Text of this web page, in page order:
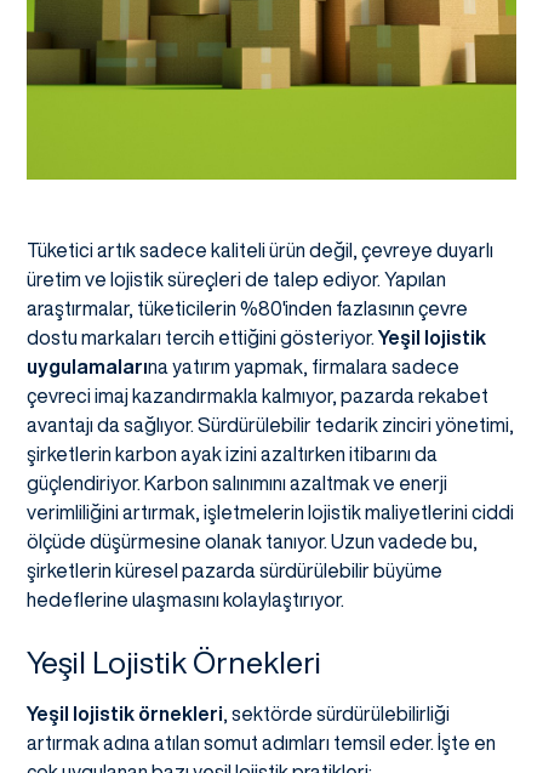
Tüketici artık sadece kaliteli ürün değil, çevreye duyarlı
üretim ve lojistik süreçleri de talep ediyor. Yapılan
araştırmalar, tüketicilerin %80'inden fazlasının çevre
dostu markaları tercih ettiğini gösteriyor. Yeşil lojistik
uygulamalarına yatırım yapmak, firmalara sadece
çevreci imaj kazandırmakla kalmıyor, pazarda rekabet
avantajı da sağlıyor. Sürdürülebilir tedarik zinciri yönetimi,
şirketlerin karbon ayak izini azaltırken itibarını da
güçlendiriyor. Karbon salınımını azaltmak ve enerji
verimliliğini artırmak, işletmelerin lojistik maliyetlerini ciddi
ölçüde düşürmesine olanak tanıyor. Uzun vadede bu,
şirketlerin küresel pazarda sürdürülebilir büyüme
hedeflerine ulaşmasını kolaylaştırıyor.
Yeşil Lojistik Örnekleri
Yeşil lojistik örnekleri, sektörde sürdürülebilirliği
artırmak adına atılan somut adımları temsil eder. İşte en